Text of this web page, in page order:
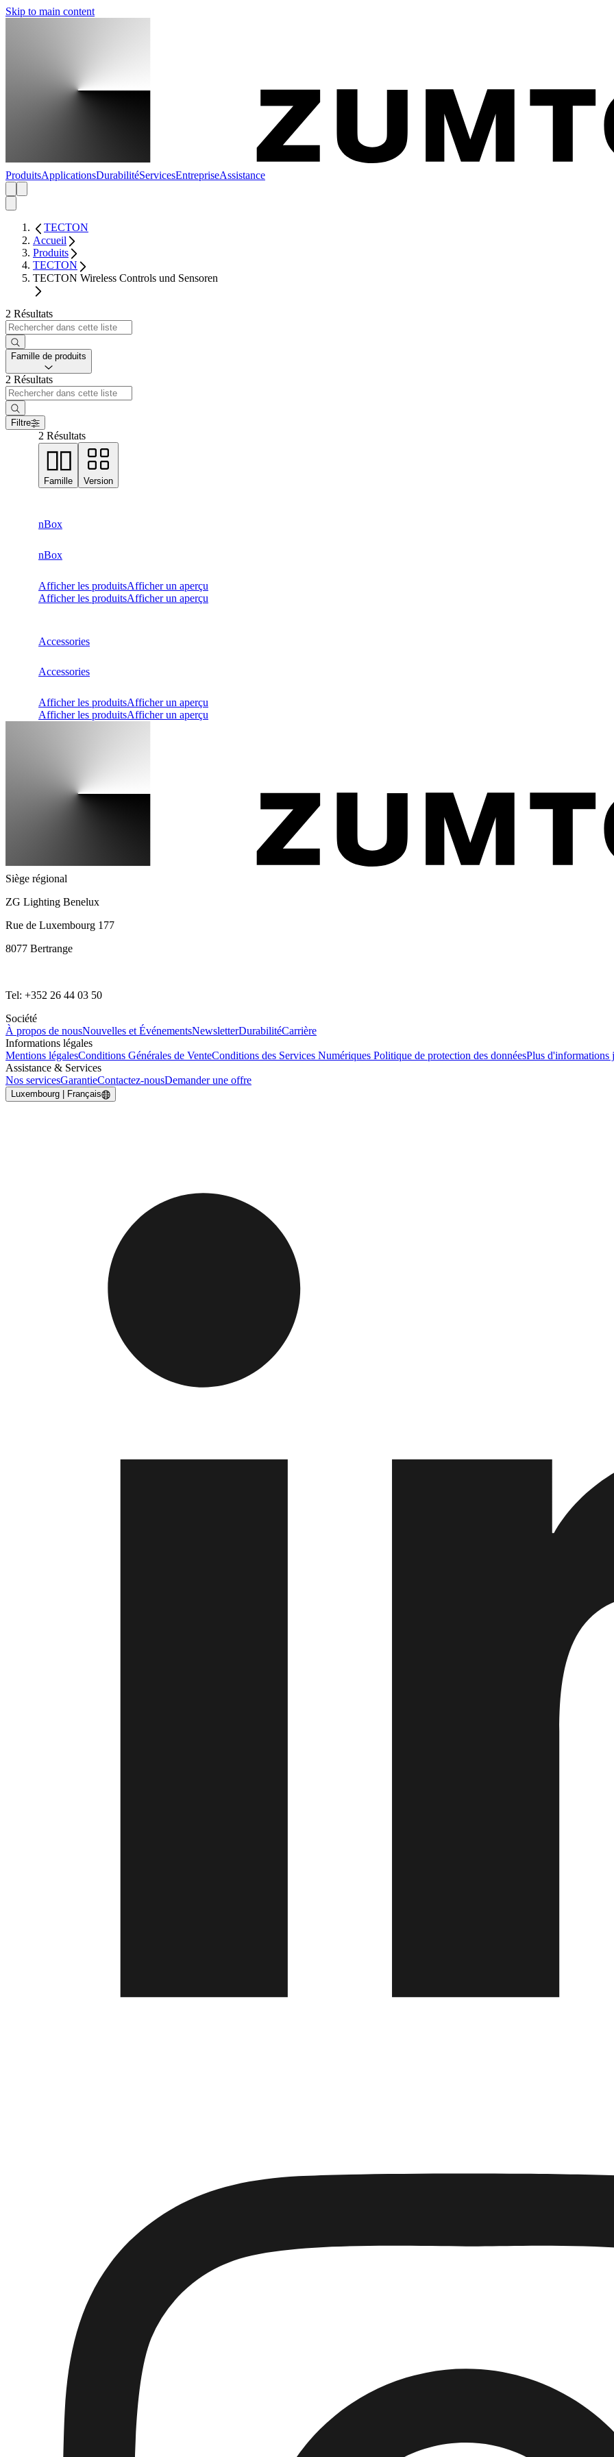
Skip to main content
ProduitsApplicationsDurabilitéServicesEntrepriseAssistance
TECTON
Accueil
Produits
TECTON
TECTON Wireless Controls und Sensoren
2 Résultats
Famille de produits
2 Résultats
Filtre
2 Résultats
Famille Version
nBox
nBox
Afficher les produitsAfficher un aperçu
Afficher les produitsAfficher un aperçu
Accessories
Accessories
Afficher les produitsAfficher un aperçu
Afficher les produitsAfficher un aperçu
Siège régional
ZG Lighting Benelux
Rue de Luxembourg 177
8077 Bertrange
Tel: +352 26 44 03 50
Société
À propos de nousNouvelles et ÉvénementsNewsletterDurabilitéCarrière
Informations légales
Mentions légalesConditions Générales de VenteConditions des Services Numériques Politique de protection des donnéesPlus d'informations
Assistance & Services
Nos servicesGarantieContactez-nousDemander une offre
Luxembourg | Français